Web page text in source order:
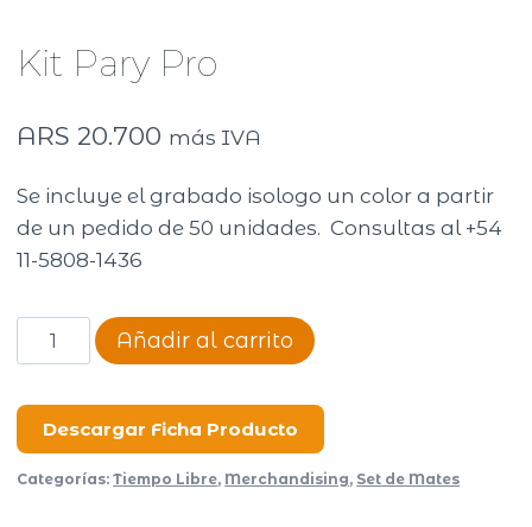
Kit Pary Pro
ARS 20.700 más IVA
Se incluye el grabado isologo un color a partir
de un pedido de 50 unidades. Consultas al +54
11-5808-1436
Pary
cantidad
Añadir al carrito
Descargar Ficha Producto
Categorías:Tiempo Libre, Merchandising, Set de Mates